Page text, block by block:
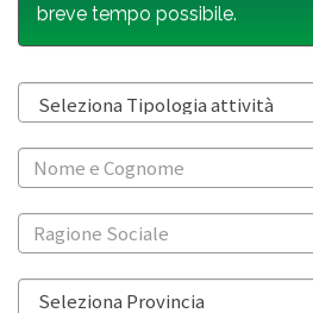
breve tempo possibile.